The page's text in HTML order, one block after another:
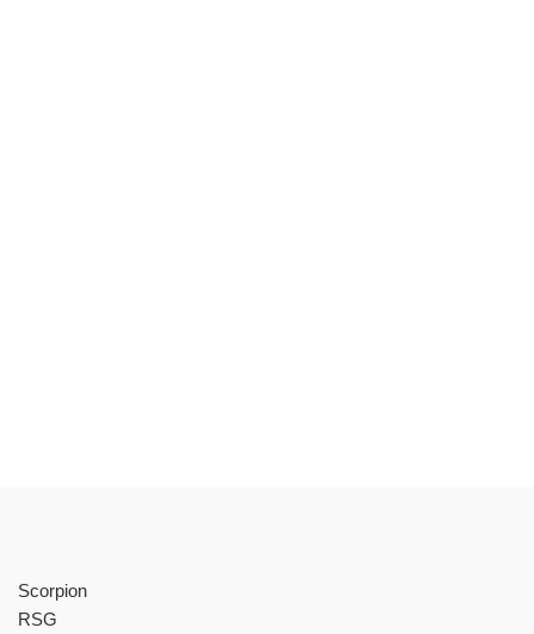
Scorpion
RSG